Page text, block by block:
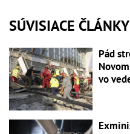
SÚVISIACE ČLÁNKY
Pád
vo